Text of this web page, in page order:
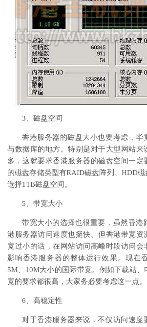
3、磁盘空间
香港服务器的磁盘大小也要考虑，毕
与数据库的地方。特别是对于大型网站来
多，这就要求香港服务器的磁盘空间一定
的磁盘存储类型有RAID磁盘阵列、HDD
选择1TB磁盘空间。
5、带宽大小
带宽大小的选择也很重要，虽然香港
港服务器访问速度也挺快。但香港带宽资
宽过小的话，在网站访问高峰时段访问会
影响香港服务器的整体运行效果。现在
5M、10M大小的国际带宽。例如下载站
宽的要求都很高，大家务必要考虑这一点。
6、高稳定性
对于香港服务器来说，不仅访问速度